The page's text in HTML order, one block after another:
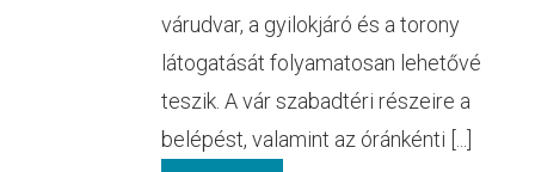
várudvar, a gyilokjáró és a torony
látogatását folyamatosan lehetővé
teszik. A vár szabadtéri részeire a
belépést, valamint az óránkénti [...]